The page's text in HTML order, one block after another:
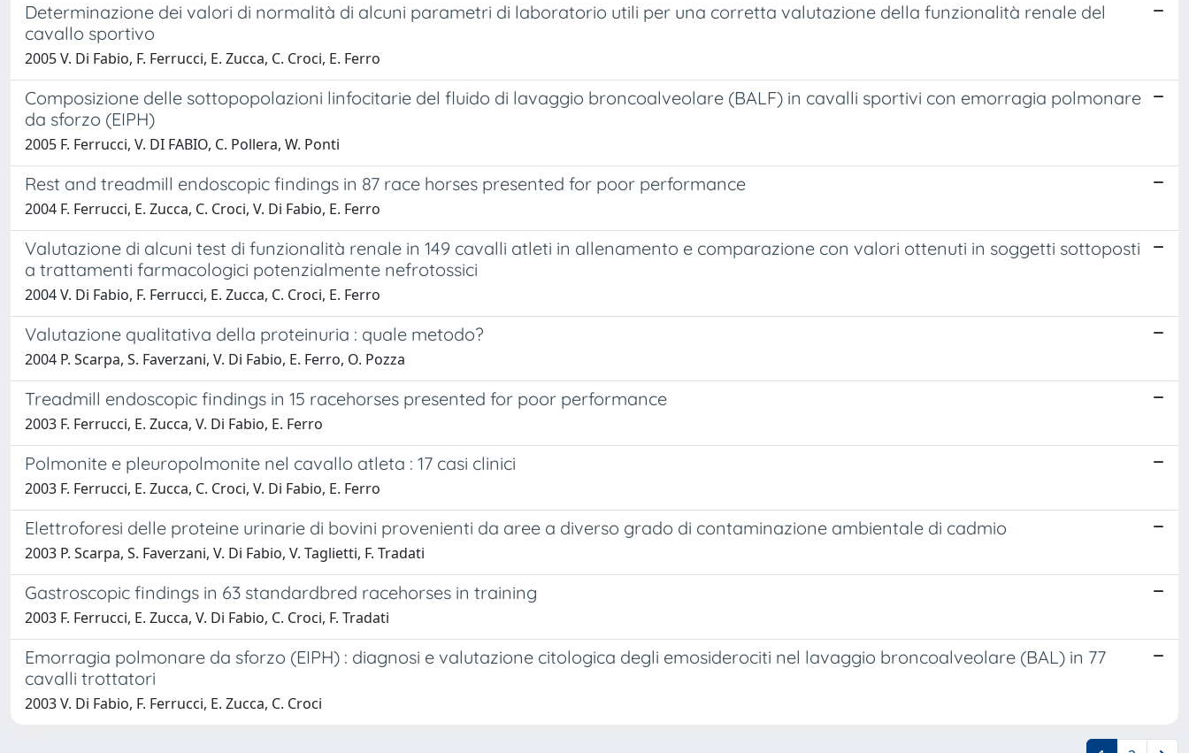
Determinazione dei valori di normalità di alcuni parametri di laboratorio utili per una corretta valutazione della funzionalità renale del
cavallo sportivo
2005 V. Di Fabio, F. Ferrucci, E. Zucca, C. Croci, E. Ferro
Composizione delle sottopopolazioni linfocitarie del fluido di lavaggio broncoalveolare (BALF) in cavalli sportivi con emorragia polmonare
da sforzo (EIPH)
2005 F. Ferrucci, V. DI FABIO, C. Pollera, W. Ponti
Rest and treadmill endoscopic findings in 87 race horses presented for poor performance
2004 F. Ferrucci, E. Zucca, C. Croci, V. Di Fabio, E. Ferro
Valutazione di alcuni test di funzionalità renale in 149 cavalli atleti in allenamento e comparazione con valori ottenuti in soggetti sottoposti
a trattamenti farmacologici potenzialmente nefrotossici
2004 V. Di Fabio, F. Ferrucci, E. Zucca, C. Croci, E. Ferro
Valutazione qualitativa della proteinuria : quale metodo?
2004 P. Scarpa, S. Faverzani, V. Di Fabio, E. Ferro, O. Pozza
Treadmill endoscopic findings in 15 racehorses presented for poor performance
2003 F. Ferrucci, E. Zucca, V. Di Fabio, E. Ferro
Polmonite e pleuropolmonite nel cavallo atleta : 17 casi clinici
2003 F. Ferrucci, E. Zucca, C. Croci, V. Di Fabio, E. Ferro
Elettroforesi delle proteine urinarie di bovini provenienti da aree a diverso grado di contaminazione ambientale di cadmio
2003 P. Scarpa, S. Faverzani, V. Di Fabio, V. Taglietti, F. Tradati
Gastroscopic findings in 63 standardbred racehorses in training
2003 F. Ferrucci, E. Zucca, V. Di Fabio, C. Croci, F. Tradati
Emorragia polmonare da sforzo (EIPH) : diagnosi e valutazione citologica degli emosiderociti nel lavaggio broncoalveolare (BAL) in 77
cavalli trottatori
2003 V. Di Fabio, F. Ferrucci, E. Zucca, C. Croci